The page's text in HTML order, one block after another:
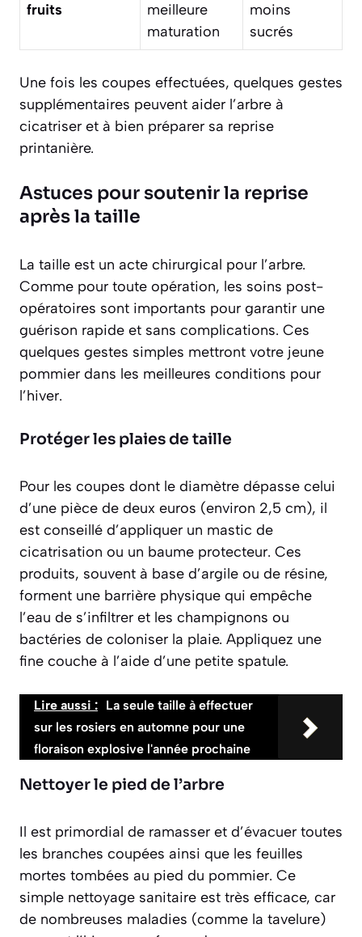
fruits
meilleure
maturation
moins
sucrés
Une fois les coupes effectuées, quelques gestes
supplémentaires peuvent aider l’arbre à
cicatriser et à bien préparer sa reprise
printanière.
Astuces pour soutenir la reprise
après la taille
La taille est un acte chirurgical pour l’arbre.
Comme pour toute opération, les soins post-
opératoires sont importants pour garantir une
guérison rapide et sans complications. Ces
quelques gestes simples mettront votre jeune
pommier dans les meilleures conditions pour
l’hiver.
Protéger les plaies de taille
Pour les coupes dont le diamètre dépasse celui
d’une pièce de deux euros (environ 2,5 cm), il
est conseillé d’appliquer un mastic de
cicatrisation ou un baume protecteur. Ces
produits, souvent à base d’argile ou de résine,
forment une barrière physique qui empêche
l’eau de s’infiltrer et les champignons ou
bactéries de coloniser la plaie. Appliquez une
fine couche à l’aide d’une petite spatule.
Lire aussi : La seule taille à effectuer
sur les rosiers en automne pour une
floraison explosive l'année prochaine
Nettoyer le pied de l’arbre
Il est primordial de ramasser et d’évacuer toutes
les branches coupées ainsi que les feuilles
mortes tombées au pied du pommier. Ce
simple nettoyage sanitaire est très efficace, car
de nombreuses maladies (comme la tavelure)